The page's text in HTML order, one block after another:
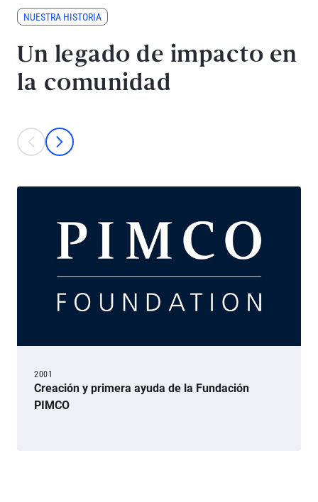
NUESTRA HISTORIA
Un legado de impacto en
la comunidad
This is a carousel with individual cards. Use the previous and next
anteriorSiguiente
2001
Creación y primera ayuda de la Fundación
PIMCO